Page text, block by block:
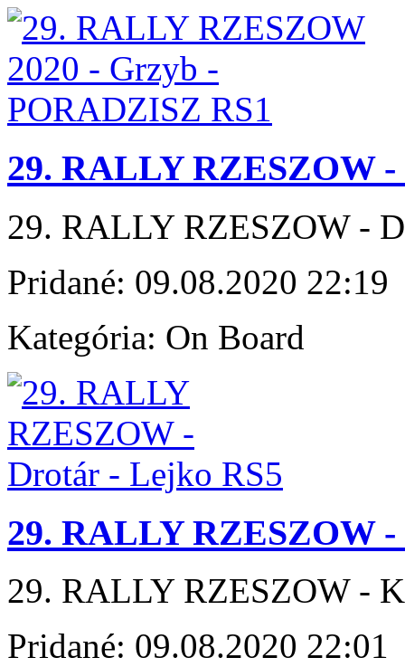
29. RALLY RZESZOW
29. RALLY RZESZOW -
Pridané: 09.08.2020 22:19
Kategória: On Board
29. RALLY RZESZOW -
29. RALLY RZESZOW -
Pridané: 09.08.2020 22:01